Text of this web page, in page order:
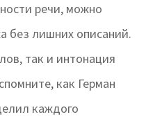
речи, можно
без лишних описаний.
так и интонация
как Герман
каждого